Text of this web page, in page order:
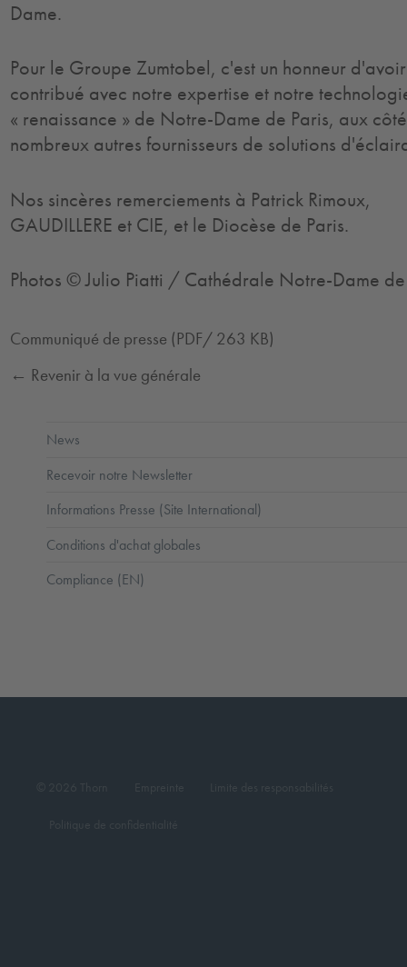
Dame.
Pour le Groupe Zumtobel, c'est un honneur d'avoir
contribué avec notre expertise et notre
« renaissance » de Notre-Dame de Paris, aux
nombreux autres fournisseurs de solutions
Nos sincères remerciements à Patrick Rimoux,
GAUDILLERE et CIE, et le Diocèse de Paris.
Photos © Julio Piatti / Cathédrale Notre-Dame
Communiqué de presse (PDF/ 263 KB)
← Revenir à la vue générale
News
Recevoir notre Newsletter
Informations Presse (Site International)
Conditions d'achat globales
Compliance (EN)